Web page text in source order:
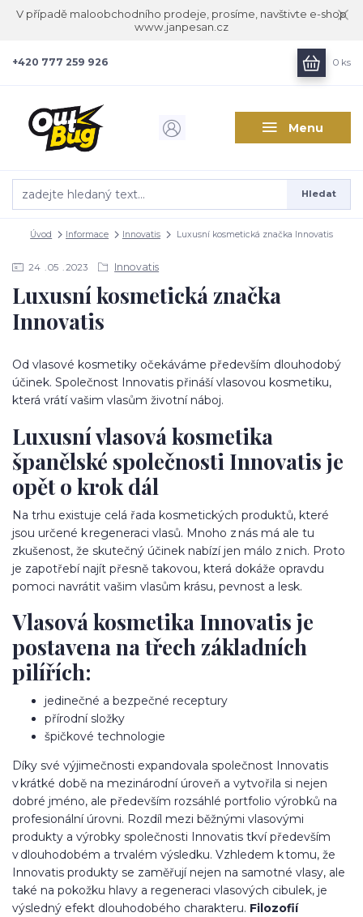
V případě maloobchodního prodeje, prosíme, navštivte e-shop
www.janpesan.cz
Menu
Hledat
+420 777 259 926 0 ks
Úvod Informace Innovatis Luxusní kosmetická značka Innovatis
24 05 2023 Innovatis
Luxusní kosmetická značka
Innovatis
Od vlasové kosmetiky očekáváme především dlouhodobý
účinek. Společnost Innovatis přináší vlasovou kosmetiku,
která vrátí vašim vlasům životní náboj.
Luxusní vlasová kosmetika
španělské společnosti Innovatis je
opět o krok dál
Na trhu existuje celá řada kosmetických produktů, které
jsou určené k regeneraci vlasů. Mnoho z nás má ale tu
zkušenost, že skutečný účinek nabízí jen málo z nich. Proto
je zapotřebí najít přesně takovou, která dokáže opravdu
pomoci navrátit vašim vlasům krásu, pevnost a lesk.
Vlasová kosmetika Innovatis je
postavena na třech základních
pilířích:
jedinečné a bezpečné receptury
přírodní složky
špičkové technologie
Díky své výjimečnosti expandovala společnost Innovatis
v krátké době na mezinárodní úroveň a vytvořila si nejen
dobré jméno, ale především rozsáhlé portfolio výrobků na
profesionální úrovni. Rozdíl mezi běžnými vlasovými
produkty a výrobky společnosti Innovatis tkví především
v dlouhodobém a trvalém výsledku. Vzhledem k tomu, že
Innovatis produkty se zaměřují nejen na samotné vlasy, ale
také na pokožku hlavy a regeneraci vlasových cibulek, je
výsledný efekt dlouhodobého charakteru. Filozofií